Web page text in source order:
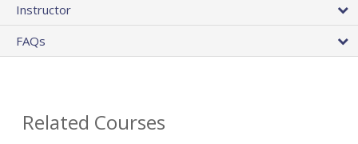
Instructor
FAQs
Related Courses